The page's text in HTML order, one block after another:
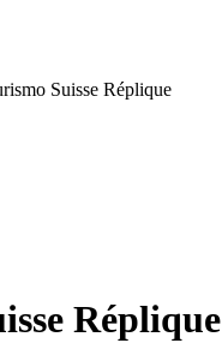
Suisse Réplique
Réplique